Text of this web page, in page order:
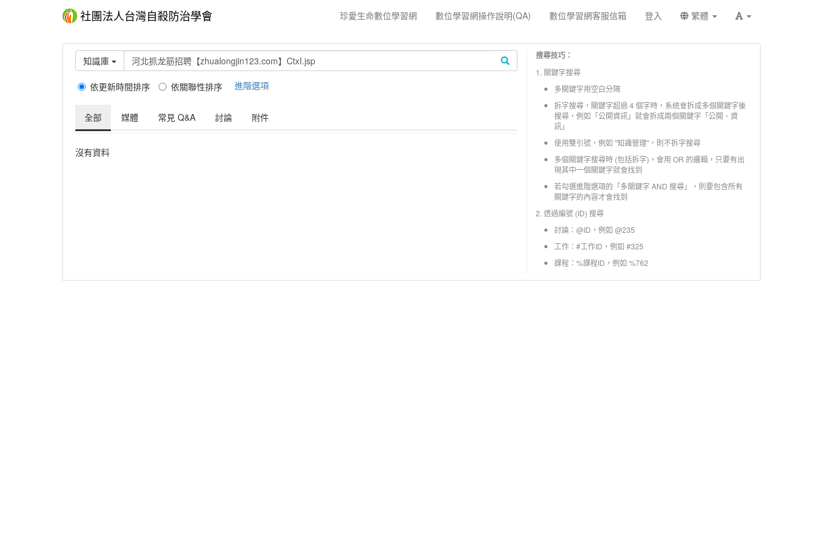
社團法人台灣自殺防治學會 珍愛生命數位學習網 數位學習網操作說明(QA) 數位學習網客服信箱 登入 繁體
知識庫
依更新時間排序 依關聯性排序 進階選項
全部 媒體 常見 Q&A 討論 附件
沒有資料
搜尋技巧：
1. 關鍵字搜尋
多關鍵字用空白分隔
拆字搜尋，關鍵字超過 4 個字時，系統會拆成多個關鍵字後
搜尋，例如「公開資訊」就會拆成兩個關鍵字「公開、資
訊」
使用雙引號，例如 "知識管理"，則不拆字搜尋
多個關鍵字搜尋時 (包括拆字)，會用 OR 的邏輯，只要有出
現其中一個關鍵字就會找到
若勾選進階選項的「多關鍵字 AND 搜尋」，則要包含所有
關鍵字的內容才會找到
2. 透過編號 (ID) 搜尋
討論：@ID，例如 @235
工作：#工作ID，例如 #325
課程：%課程ID，例如 %762